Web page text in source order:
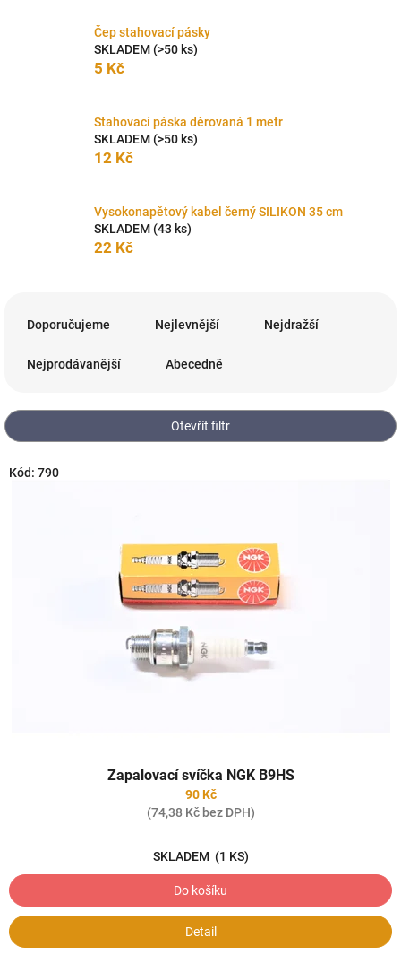
Čep stahovací pásky
SKLADEM (>50 ks)
5 Kč
Stahovací páska děrovaná 1 metr
SKLADEM (>50 ks)
12 Kč
Vysokonapětový kabel černý SILIKON 35 cm
SKLADEM (43 ks)
22 Kč
p
r
d
Doporučujeme Nejlevnější Nejdražší
Nejprodávanější Abecedně
Otevřít filtr
V
Zapalovací svíčka NGK B9HS
90 Kč
(74,38 Kč bez DPH)
SKLADEM (1 KS)
Do košíku
Detail
Kód: 790